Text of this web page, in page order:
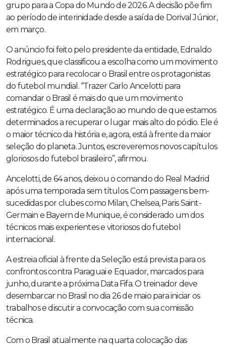
grupo para a Copa do Mundo de 2026. A decisão põe fim
ao período de interinidade desde a saída de Dorival Júnior,
em março.
O anúncio foi feito pelo presidente da entidade, Ednaldo
Rodrigues, que classificou a escolha como um movimento
estratégico para recolocar o Brasil entre os protagonistas
do futebol mundial. “Trazer Carlo Ancelotti para
comandar o Brasil é mais do que um movimento
estratégico. É uma declaração ao mundo de que estamos
determinados a recuperar o lugar mais alto do pódio. Ele é
o maior técnico da história e, agora, está à frente da maior
seleção do planeta. Juntos, escreveremos novos capítulos
gloriosos do futebol brasileiro”, afirmou.
Ancelotti, de 64 anos, deixou o comando do Real Madrid
após uma temporada sem títulos. Com passagens bem-
sucedidas por clubes como Milan, Chelsea, Paris Saint-
Germain e Bayern de Munique, é considerado um dos
técnicos mais experientes e vitoriosos do futebol
internacional.
A estreia oficial à frente da Seleção está prevista para os
confrontos contra Paraguai e Equador, marcados para
junho, durante a próxima Data Fifa. O treinador deve
desembarcar no Brasil no dia 26 de maio para iniciar os
trabalhos e discutir a convocação com sua comissão
técnica.
Com o Brasil atualmente na quarta colocação das